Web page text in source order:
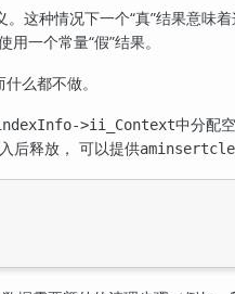
。这种情况下一个“真”结果意味
一个常量“假”结果。
么都不做。
>ii_Context中分配
后释放， 可以提供